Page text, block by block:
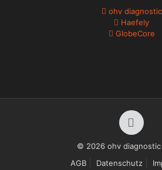
ohv diagnostic
Haefely
GlobeCore
© 2026 ohv diagnostic
AGB
Datenschutz